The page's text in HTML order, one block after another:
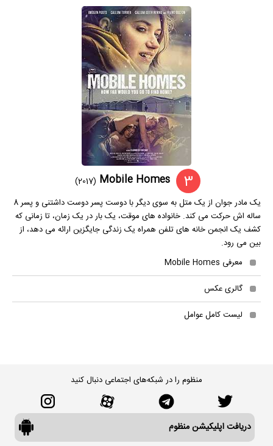
3
Mobile Homes
(2017)
یک مادر جوان از یک متل به سوی دیگر با دوست پسر دوست داشتنی و پسر 8
ساله اش حرکت می کند. خانواده های موقت، یک بار در یک زمان، تا زمانی که
کشف یک انجمن خانه های تلفن همراه یک زندگی جایگزین ارائه می دهد، از
بین می رود.
معرفی Mobile Homes
گالری عکس
لیست کامل عوامل
منظوم را در شبکه‌های اجتماعی دنبال کنید
دریافت اپلیکیشن منظوم